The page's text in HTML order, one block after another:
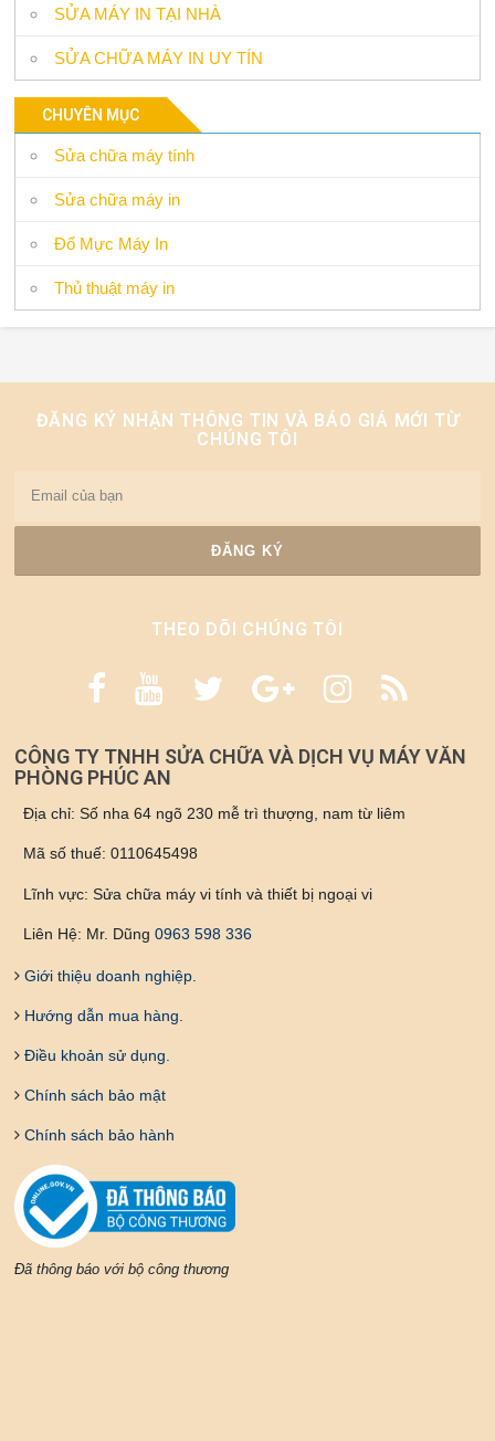
SỬA MÁY IN TẠI NHÀ
SỬA CHỮA MÁY IN UY TÍN
CHUYÊN MỤC
Sửa chữa máy tính
Sửa chữa máy in
Đổ Mực Máy In
Thủ thuật máy in
ĐĂNG KÝ NHẬN THÔNG TIN VÀ BÁO GIÁ MỚI TỪ
CHÚNG TÔI
THEO DÕI CHÚNG TÔI
CÔNG TY TNHH SỬA CHỮA VÀ DỊCH VỤ MÁY VĂN
PHÒNG PHÚC AN
Địa chỉ: Số nha 64 ngõ 230 mễ trì thượng, nam từ liêm
Mã số thuế: 0110645498
Lĩnh vực: Sửa chữa máy vi tính và thiết bị ngoại vi
Liên Hệ: Mr. Dũng0963 598 336
Giới thiệu doanh nghiệp.
Hướng dẫn mua hàng.
Điều khoản sử dụng.
Chính sách bảo mật
Chính sách bảo hành
Đã thông báo với bộ công thương